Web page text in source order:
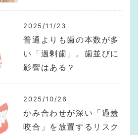
2025/11/23
普通よりも歯の本数が多
い「過剰歯」。歯並びに
影響はある？
2025/10/26
かみ合わせが深い「過蓋
咬合」を放置するリスク